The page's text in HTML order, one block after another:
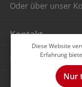
Oder über unser
Kontakt
Unternehmen
Rechtliches
Diese Website
Erfahrung
Nur